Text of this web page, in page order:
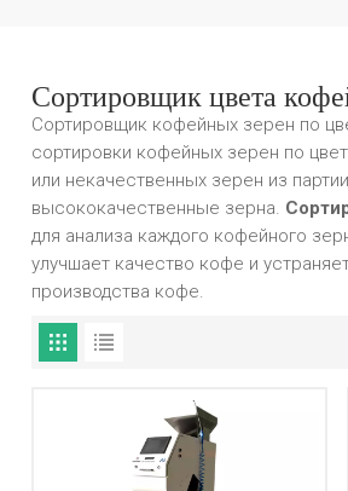
Сортировщик цвета
Сортировщик кофейных зерен по
сортировки кофейных зерен по
или некачественных зерен из
высококачественные зерна.
для анализа каждого кофейного
улучшает качество кофе и
производства кофе.